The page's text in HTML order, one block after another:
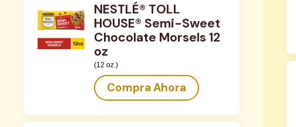
NESTLÉ® TOLL
HOUSE® Semi-Sweet
Chocolate Morsels 12
oz
(12 oz.)
Compra Ahora